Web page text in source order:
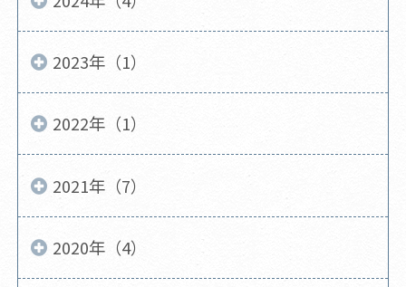
2023年（1）
2022年（1）
2021年（7）
2020年（4）